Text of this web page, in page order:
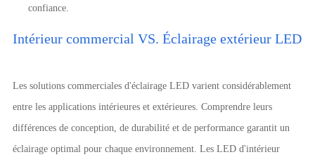
confiance.
Intérieur commercial VS. Éclairage extérieur LED
Les solutions commerciales d'éclairage LED varient considérablement
entre les applications intérieures et extérieures. Comprendre leurs
différences de conception, de durabilité et de performance garantit un
éclairage optimal pour chaque environnement. Les LED d'intérieur